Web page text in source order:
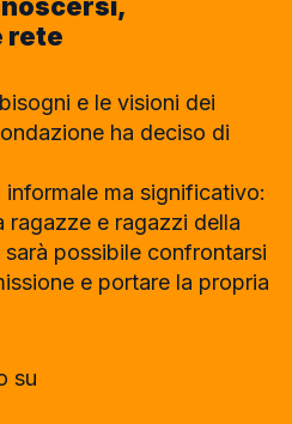
rete
e le visioni dei
ha deciso di
ma significativo:
ragazze e ragazzi della
possibile confrontarsi
e portare la propria
su